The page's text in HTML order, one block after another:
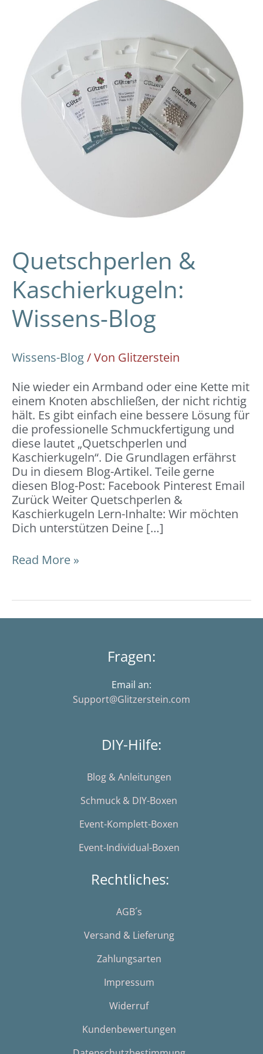
Quetschperlen &
Kaschierkugeln:
Wissens-Blog
Wissens-Blog/ Von Glitzerstein
Nie wieder ein Armband oder eine Kette mit
einem Knoten abschließen, der nicht richtig
hält. Es gibt einfach eine bessere Lösung für
die professionelle Schmuckfertigung und
diese lautet „Quetschperlen und
Kaschierkugeln“. Die Grundlagen erfährst
Du in diesem Blog-Artikel. Teile gerne
diesen Blog-Post: Facebook Pinterest Email
Zurück Weiter Quetschperlen &
Kaschierkugeln Lern-Inhalte: Wir möchten
Dich unterstützen Deine […]
Kaschierkugeln:
Wissens-
Blog
Read More »
Fragen:
Email an:
Support@Glitzerstein.com
DIY-Hilfe:
Blog & Anleitungen
Schmuck & DIY-Boxen
Event-Komplett-Boxen
Event-Individual-Boxen
Rechtliches:
AGB´s
Versand & Lieferung
Zahlungsarten
Impressum
Widerruf
Kundenbewertungen